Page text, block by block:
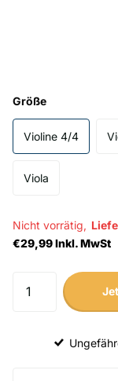
Größe
Violine 4/4
Viola
Nicht vorrätig,
€29,99 Inkl. MwSt